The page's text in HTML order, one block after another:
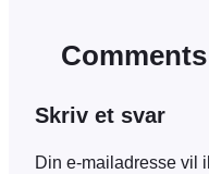
Comments
Skriv et svar
Din e-mailadresse vil